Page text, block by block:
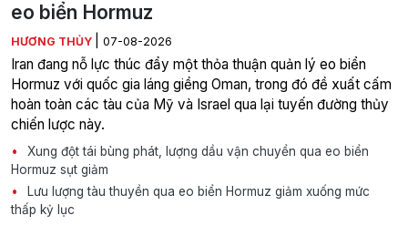
eo biển Hormuz
HƯƠNG THỦY 07-08-2026
Iran đang nỗ lực thúc đẩy một thỏa thuận quản lý eo biển
Hormuz với quốc gia láng giềng Oman, trong đó đề xuất cấm
hoàn toàn các tàu của Mỹ và Israel qua lại tuyến đường thủy
chiến lược này.
Xung đột tái bùng phát, lượng dầu vận chuyển qua eo biển
Hormuz sụt giảm
Lưu lượng tàu thuyền qua eo biển Hormuz giảm xuống mức
thấp kỷ lục